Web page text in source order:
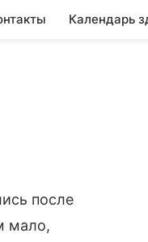
Календарь
после
мало,